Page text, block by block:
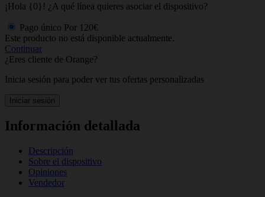
¡Hola {0}! ¿A qué línea quieres asociar el dispositivo?
Pago único Por 120€
Este producto no está disponible actualmente.
Continuar
¿Eres cliente de Orange?
Inicia sesión para poder ver tus ofertas personalizadas
Iniciar sesión
Información detallada
Descripción
Sobre el dispositivo
Opiniones
Vendedor